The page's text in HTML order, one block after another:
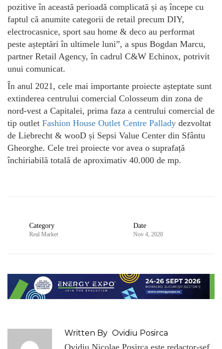
pozitive în această perioadă complicată și aș începe cu
faptul că anumite categorii de retail precum DIY,
electrocasnice, sport sau home & deco au performat
peste așteptări în ultimele luni”, a spus Bogdan Marcu,
partner Retail Agency, în cadrul C&W Echinox, potrivit
unui comunicat.
În anul 2021, cele mai importante proiecte așteptate sunt
extinderea centrului comercial Colosseum din zona de
nord-vest a Capitalei, prima faza a centrului comercial de
tip outlet Fashion House Outlet Centre Pallady dezvoltat
de Liebrecht & wooD și Sepsi Value Center din Sfântu
Gheorghe. Cele trei proiecte vor avea o suprafață
închiriabilă totală de aproximativ 40.000 de mp.
Category
Real Market
Date
Nov 4, 2020
Written By Ovidiu Posirca